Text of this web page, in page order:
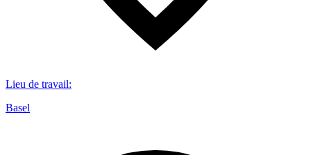
Lieu de travail:
Basel